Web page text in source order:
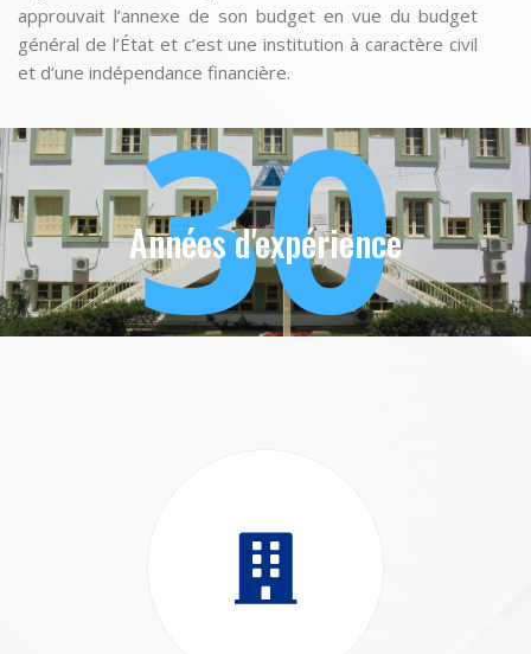
approuvait l’annexe de son budget en vue du budget
général de l’État et c’est une institution à caractère civil
et d’une indépendance financière.
30
Années d'expérience